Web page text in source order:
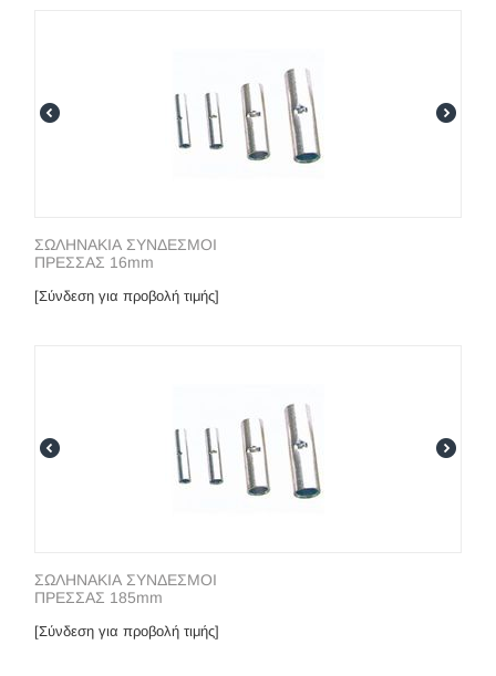
ΣΩΛΗΝΑΚΙΑ ΣΥΝΔΕΣΜΟΙ
ΠΡΕΣΣΑΣ 16mm
[Σύνδεση για προβολή τιμής]
ΣΩΛΗΝΑΚΙΑ ΣΥΝΔΕΣΜΟΙ
ΠΡΕΣΣΑΣ 185mm
[Σύνδεση για προβολή τιμής]